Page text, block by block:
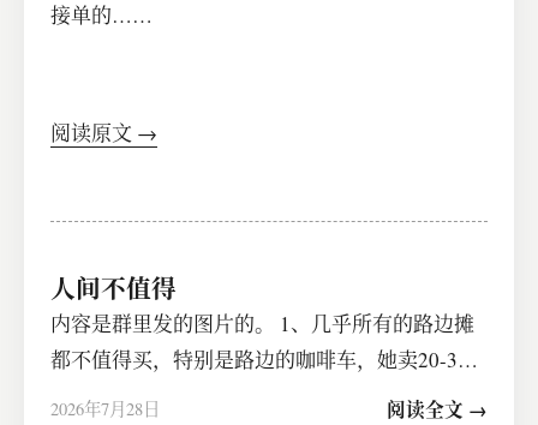
接单的……
阅读原文 →
人间不值得
内容是群里发的图片的。 1、几乎所有的路边摊
都不值得买，特别是路边的咖啡车，她卖20-30
一小杯咖啡都觉得配不上她的辛苦，…
2026年7月28日 阅读全文 →